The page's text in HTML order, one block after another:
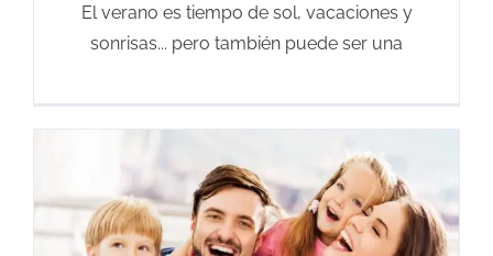
El verano es tiempo de sol, vacaciones y
sonrisas... pero también puede ser una